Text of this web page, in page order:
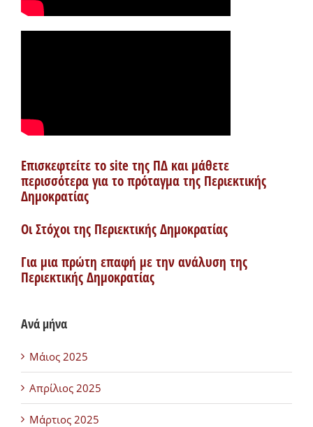
Επισκεφτείτε το site της ΠΔ και μάθετε
περισσότερα για το πρόταγμα της Περιεκτικής
Δημοκρατίας
Οι Στόχοι της Περιεκτικής Δημοκρατίας
Για μια πρώτη επαφή με την ανάλυση της
Περιεκτικής Δημοκρατίας
Ανά μήνα
Μάιος 2025
Απρίλιος 2025
Μάρτιος 2025